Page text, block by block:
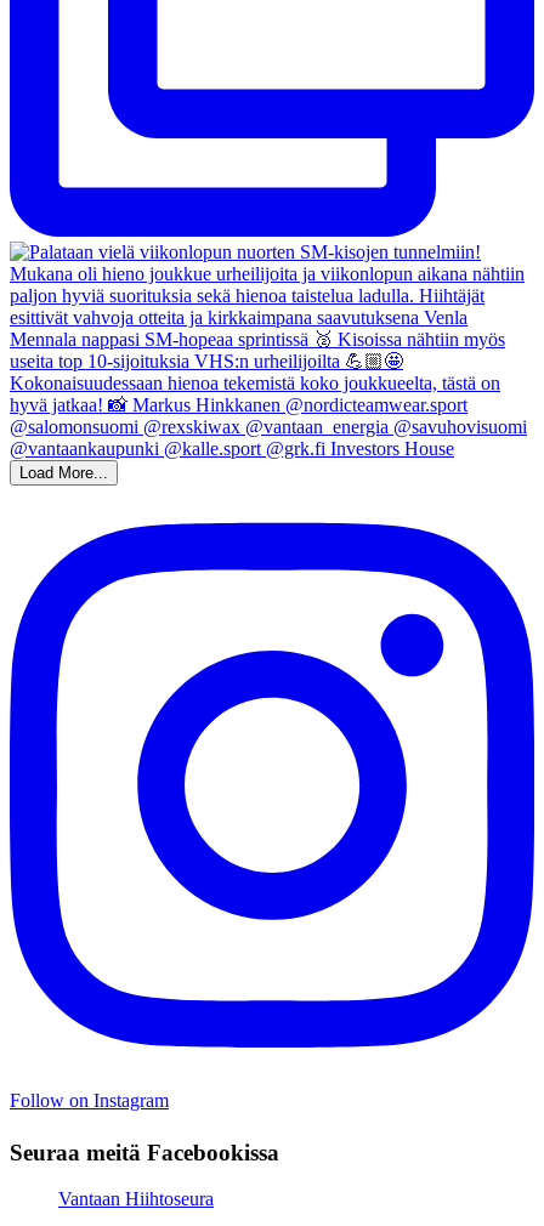
Load More...
Follow on Instagram
Seuraa meitä Facebookissa
Vantaan Hiihtoseura